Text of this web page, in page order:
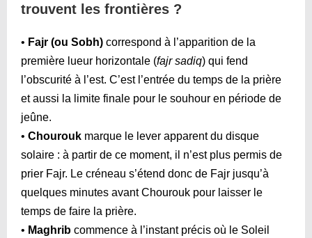
trouvent les frontières ?
• Fajr (ou Sobh) correspond à l’apparition de la
première lueur horizontale (fajr sadiq) qui fend
l’obscurité à l’est. C’est l’entrée du temps de la prière
et aussi la limite finale pour le souhour en période de
jeûne.
• Chourouk marque le lever apparent du disque
solaire : à partir de ce moment, il n’est plus permis de
prier Fajr. Le créneau s’étend donc de Fajr jusqu’à
quelques minutes avant Chourouk pour laisser le
temps de faire la prière.
• Maghrib commence à l’instant précis où le Soleil